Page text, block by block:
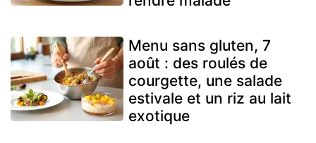
Menu sans gluten, 7
août : des roulés de
courgette, une salade
estivale et un riz au lait
exotique